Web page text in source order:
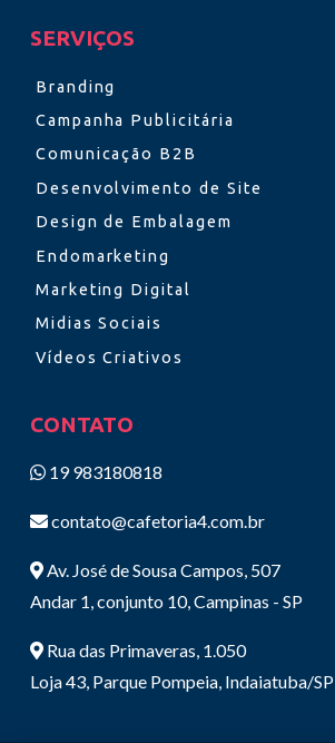
SERVIÇOS
Branding
Campanha Publicitária
Comunicação B2B
Desenvolvimento de Site
Design de Embalagem
Endomarketing
Marketing Digital
Midias Sociais
Vídeos Criativos
CONTATO
19 983180818
contato@cafetoria4.com.br
Av. José de Sousa Campos, 507
Andar 1, conjunto 10, Campinas - SP
Rua das Primaveras, 1.050
Loja 43, Parque Pompeia, Indaiatuba/SP